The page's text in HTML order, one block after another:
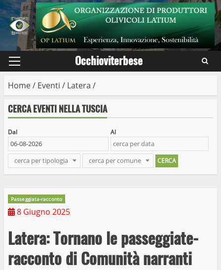
Skip
to
content
Primary
Occhioviterbese
Home/ Eventi / Latera /
CERCA EVENTI NELLA TUSCIA
Dal Al
cerca per tipologia cerca per comune
Passeggiata-racconto
8 Giugno 2025
Latera: Tornano le passeggiate-
racconto di Comunità narranti